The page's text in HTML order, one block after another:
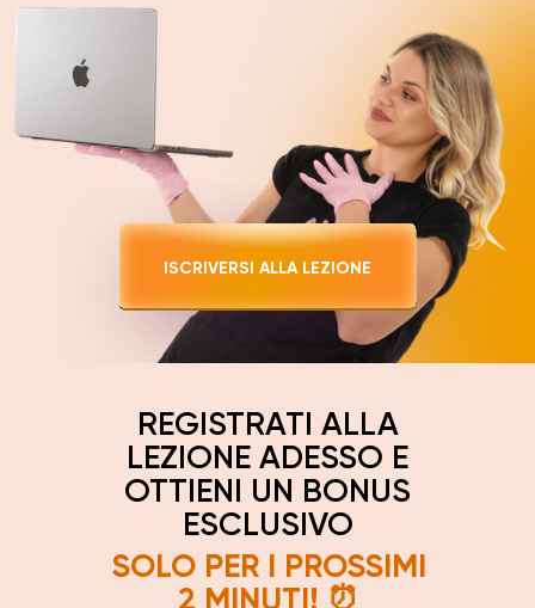
ISCRIVERSI ALLA LEZIONE
REGISTRATI ALLA
LEZIONE ADESSO E
OTTIENI UN BONUS
ESCLUSIVO
PER I PROSSIMI
2 MINUTI! ⏰
SOLO PER I PROSSIMI
2 MINUTI! ⏰